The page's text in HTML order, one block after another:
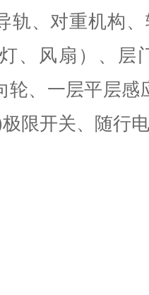
轨、对重机构
、风扇）、层
轮、一层平层
限开关、随行